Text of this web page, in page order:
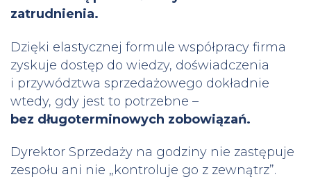
zatrudnienia.
Dzięki elastycznej formule współpracy firma
zyskuje dostęp do wiedzy, doświadczenia
i przywództwa sprzedażowego dokładnie
wtedy, gdy jest to potrzebne –
bez długoterminowych zobowiązań.
Dyrektor Sprzedaży na godziny nie zastępuje
zespołu ani nie „kontroluje go z zewnątrz”.